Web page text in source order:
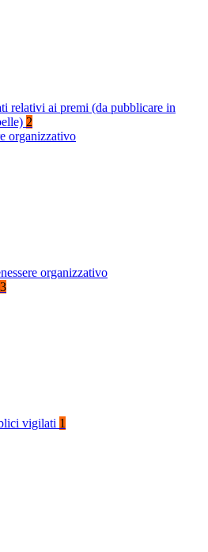
relativi ai premi (da pubblicare in
2
organizzativo
organizzativo
3
vigilati 1